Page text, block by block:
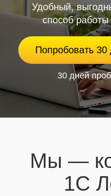
Удобный,
способ
Попробовать 30
30 дней
Мы —
1С